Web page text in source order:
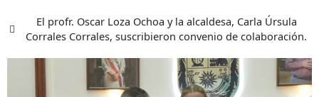
El profr. Oscar Loza Ochoa y la alcaldesa, Carla Úrsula
Corrales Corrales, suscribieron convenio de colaboración.